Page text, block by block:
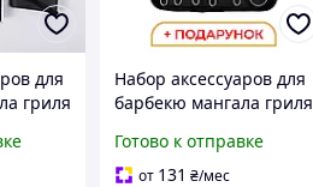
для
гриля
Набор аксессуаров для
барбекю мангала гриля
40х10х5 см,
принадлежности
Готово к отправке
от 131 ₴/мес